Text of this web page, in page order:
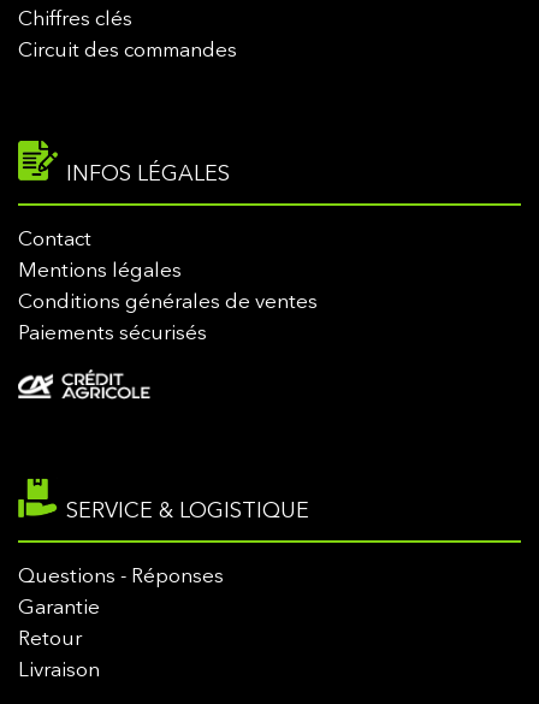
Chiffres clés
Circuit des commandes
INFOS LÉGALES
Contact
Mentions légales
Conditions générales de ventes
Paiements sécurisés
SERVICE & LOGISTIQUE
Questions - Réponses
Garantie
Retour
Livraison